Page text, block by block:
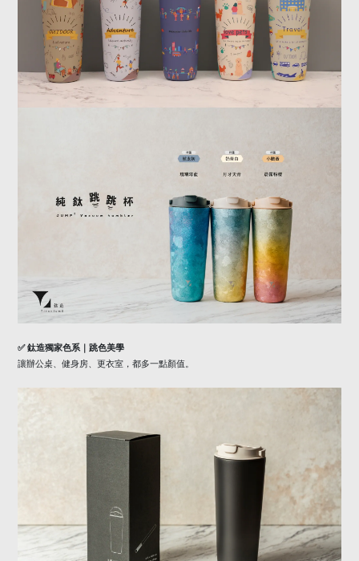
✅ 鈦造獨家色系｜跳色美學
讓辦公桌、健身房、更衣室，都多一點顏值。